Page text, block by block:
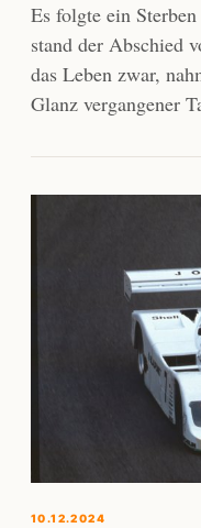
Es folgte ein
stand der Abschied
das Leben zwar,
Glanz vergangener
10.12.2024